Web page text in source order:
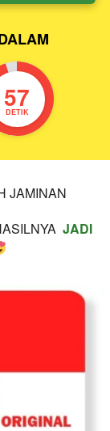
56
DETIK
JAMINAN
JADI